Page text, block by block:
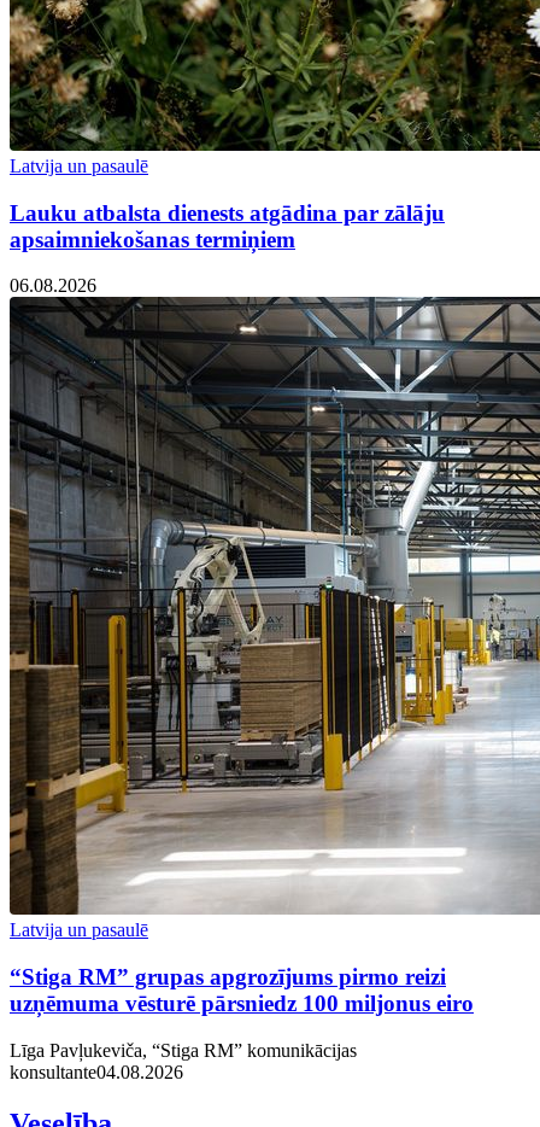
Latvija un pasaulē
Lauku atbalsta dienests atgādina par zālāju
apsaimniekošanas termiņiem
06.08.2026
Latvija un pasaulē
“Stiga RM” grupas apgrozījums pirmo reizi
uzņēmuma vēsturē pārsniedz 100 miljonus eiro
Līga Pavļukeviča, “Stiga RM” komunikācijas
konsultante04.08.2026